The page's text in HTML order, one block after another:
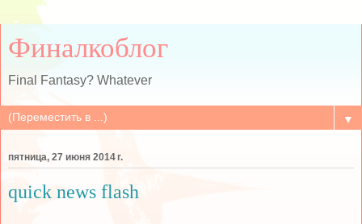
Финалкоблог
Final Fantasy? Whatever
▼
пятница, 27 июня 2014 г.
quick news flash